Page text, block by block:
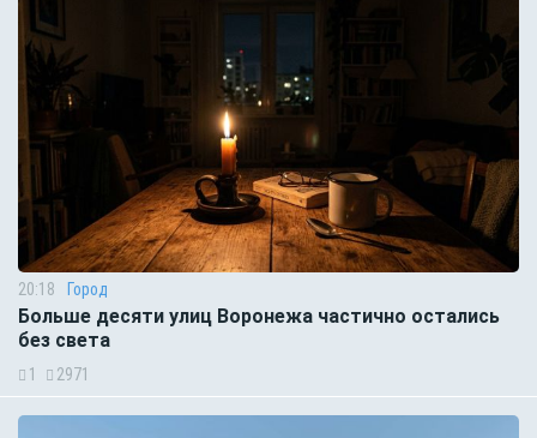
20:18 Город
Больше десяти улиц Воронежа частично остались
без света
1 2971